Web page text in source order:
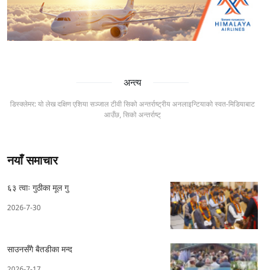
अन्त्य
डिस्क्लेमर: यो लेख दक्षिण एशिया सञ्जाल टीवी सिको अन्तर्राष्ट्रीय अनलाइन्टियाको स्वत-मिडियाबाट
आउँछ, सिको अन्तर्राष्ट्
नयाँ समाचार
६३ त्वाः गुठीका मूल गु
2026-7-30
साउनसँगै बैतडीका मन्द